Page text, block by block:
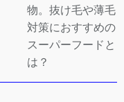
物。抜け毛や薄毛
対策におすすめの
スーパーフードと
は？